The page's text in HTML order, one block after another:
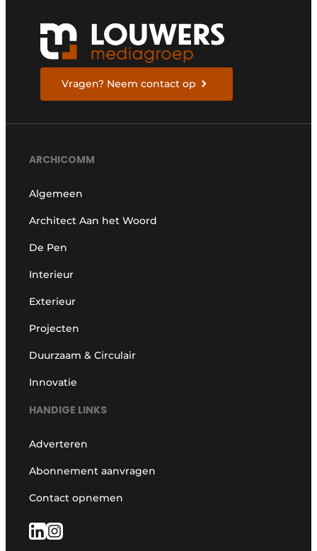
Vragen? Neem contact op
ARCHICOMM
Algemeen
Architect Aan het Woord
De Pen
Interieur
Exterieur
Projecten
Duurzaam & Circulair
Innovatie
HANDIGE LINKS
Adverteren
Abonnement aanvragen
Contact opnemen